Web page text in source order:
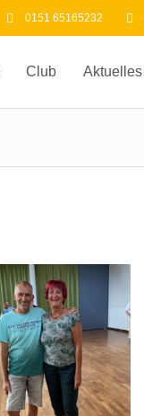
0151 65165232
Club Aktuelles